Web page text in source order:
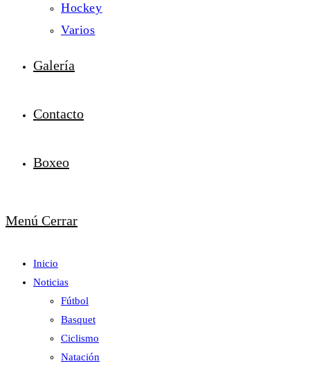
Hockey
Varios
Galería
Contacto
Boxeo
Menú Cerrar
Inicio
Noticias
Fútbol
Basquet
Ciclismo
Natación